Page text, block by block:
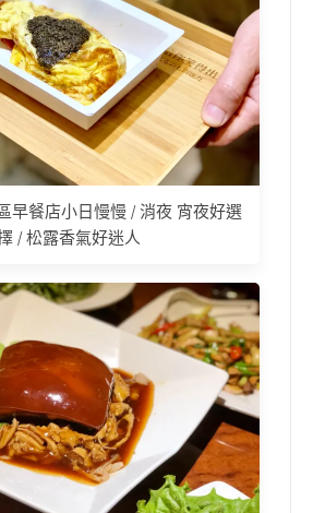
早餐店小日慢慢 / 消夜 宵夜好選
/ 松露香氣好迷人